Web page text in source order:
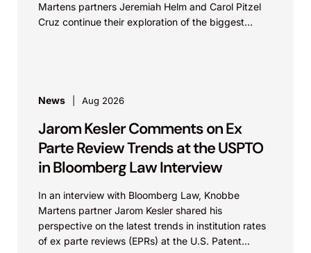
Martens partners Jeremiah Helm and Carol Pitzel
Cruz continue their exploration of the biggest
News Aug 2026
Jarom Kesler Comments on Ex
Parte Review Trends at the USPTO
in Bloomberg Law Interview
In an interview with Bloomberg Law, Knobbe
Martens partner Jarom Kesler shared his
perspective on the latest trends in institution rates
of ex parte reviews (EPRs) at the U.S. Patent...